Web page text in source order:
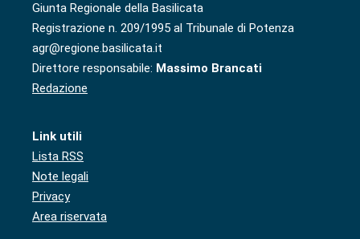
Giunta Regionale della Basilicata
Registrazione n. 209/1995 al Tribunale di Potenza
agr@regione.basilicata.it
Direttore responsabile: Massimo Brancati
Redazione
Link utili
Lista RSS
Note legali
Privacy
Area riservata